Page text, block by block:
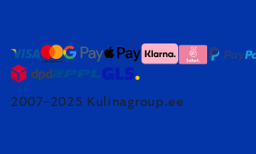
2007–2025 Kulinagroup.ee